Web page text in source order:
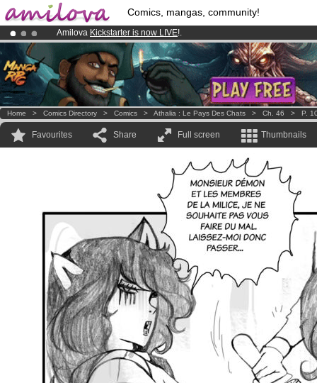
Comics, mangas, community!
Amilova Kickstarter is now LIVE!.
Already 134393membersand 1208comics & mangas!.
Premium membership from3.95 euros per month !Get membership
Home > Comics Directory > Comics > Athalia : Le Pays Des Chats > Ch. 46 > P.
Favourites Share Full screen Thumbnails